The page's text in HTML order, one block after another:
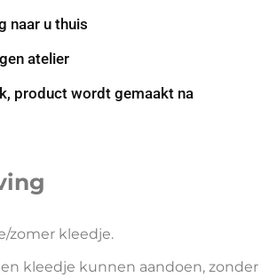
naar u thuis
atelier
product wordt gemaakt na
zomer kleedje.
kleedje kunnen aandoen, zonder